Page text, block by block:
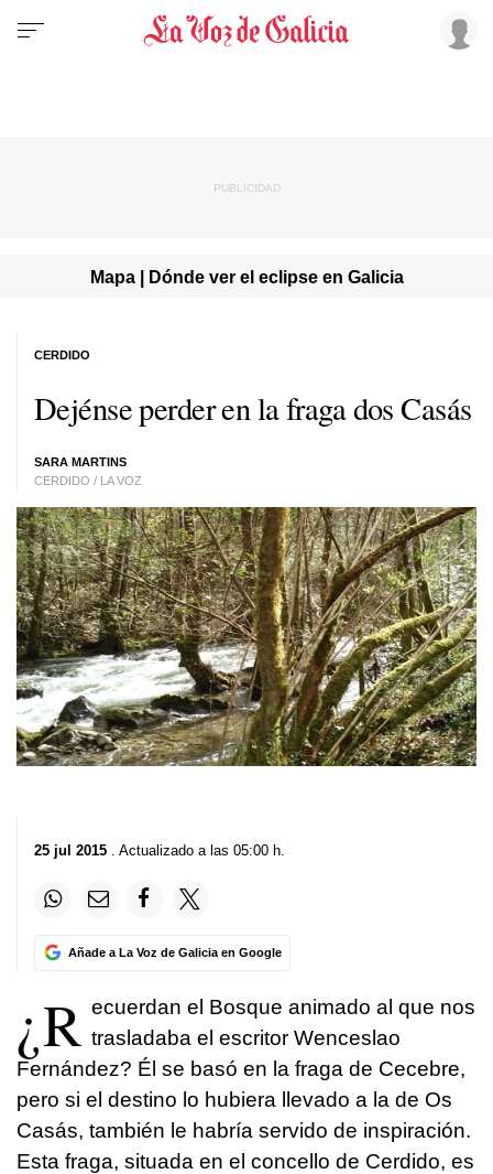
Mapa | Dónde ver el eclipse en Galicia
Dejénse perder en la fraga dos Casás
SARA MARTINS
CERDIDO / LA VOZ
CERDIDO
25 jul 2015 . Actualizado a las 05:00 h.
Añade a La Voz de Galicia en Google
¿R ecuerdan el Bosque animado al que nos
trasladaba el escritor Wenceslao
Fernández? Él se basó en la fraga de Cecebre,
pero si el destino lo hubiera llevado a la de Os
Casás, también le habría servido de inspiración.
Esta fraga, situada en el concello de Cerdido, es